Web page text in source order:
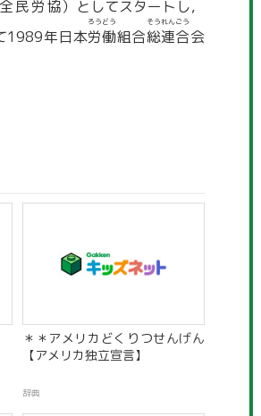
全民労協）としてスタートし，
1989年日本労働
ろうどう
組合総連合
そうれんごう
会
＊＊アメリカどくりつせんげん
【アメリカ独立宣言】
辞典